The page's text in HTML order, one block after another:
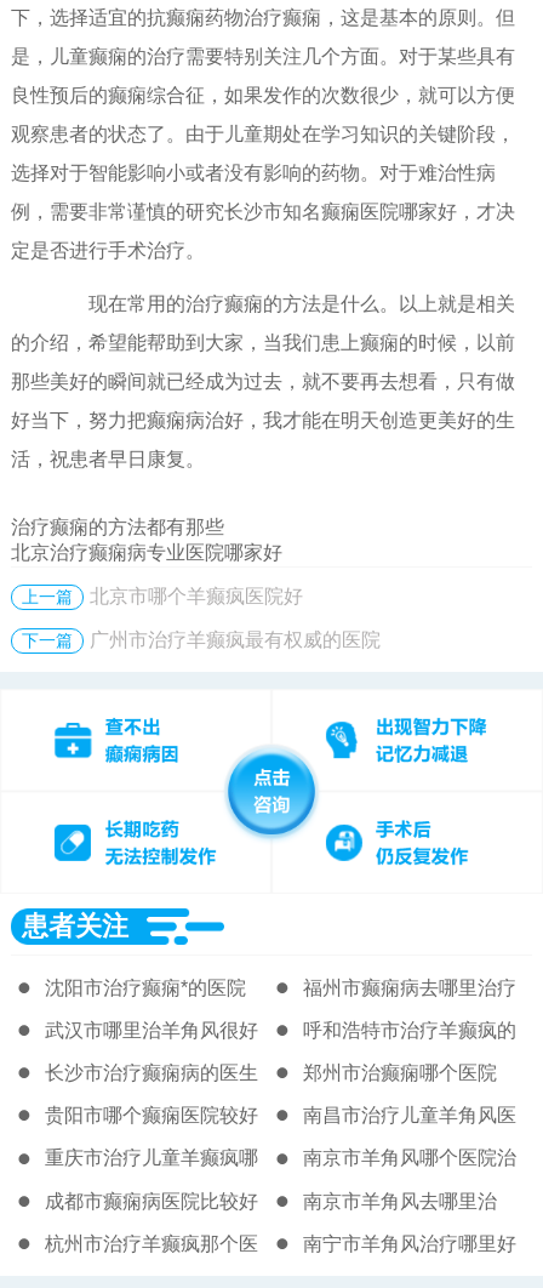
下，选择适宜的抗癫痫药物治疗癫痫，这是基本的原则。但
是，儿童癫痫的治疗需要特别关注几个方面。对于某些具有
良性预后的癫痫综合征，如果发作的次数很少，就可以方便
观察患者的状态了。由于儿童期处在学习知识的关键阶段，
选择对于智能影响小或者没有影响的药物。对于难治性病
例，需要非常谨慎的研究长沙市知名癫痫医院哪家好，才决
定是否进行手术治疗。
现在常用的治疗癫痫的方法是什么。以上就是相关
的介绍，希望能帮助到大家，当我们患上癫痫的时候，以前
那些美好的瞬间就已经成为过去，就不要再去想看，只有做
好当下，努力把癫痫病治好，我才能在明天创造更美好的生
活，祝患者早日康复。
治疗癫痫的方法都有那些
北京治疗癫痫病专业医院哪家好
上一篇 北京市哪个羊癫疯医院好
下一篇 广州市治疗羊癫疯最有权威的医院
患者关注
沈阳市治疗癫痫*的医院 福州市癫痫病去哪里治疗
好
武汉市哪里治羊角风很好 呼和浩特市治疗羊癫疯的
著名医院
长沙市治疗癫痫病的医生 郑州市治癫痫哪个医院
贵阳市哪个癫痫医院较好 南昌市治疗儿童羊角风医
院
重庆市治疗儿童羊癫疯哪
的医院很好
南京市羊角风哪个医院治
得好
成都市癫痫病医院比较好 南京市羊角风去哪里治
杭州市治疗羊癫疯那个医 南宁市羊角风治疗哪里好